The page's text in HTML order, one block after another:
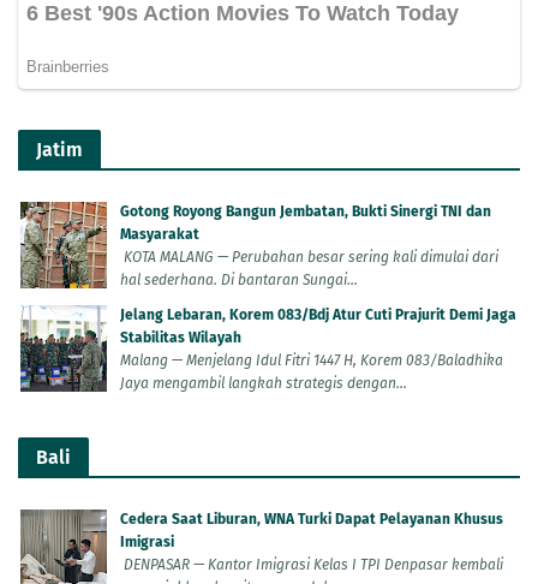
Jatim
Gotong Royong Bangun Jembatan, Bukti Sinergi TNI dan
Masyarakat
KOTA MALANG — Perubahan besar sering kali dimulai dari
hal sederhana. Di bantaran Sungai...
Jelang Lebaran, Korem 083/Bdj Atur Cuti Prajurit Demi Jaga
Stabilitas Wilayah
Malang — Menjelang Idul Fitri 1447 H, Korem 083/Baladhika
Jaya mengambil langkah strategis dengan...
Bali
Cedera Saat Liburan, WNA Turki Dapat Pelayanan Khusus
Imigrasi
DENPASAR — Kantor Imigrasi Kelas I TPI Denpasar kembali